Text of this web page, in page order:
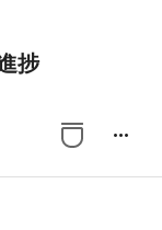
捗
more_horiz